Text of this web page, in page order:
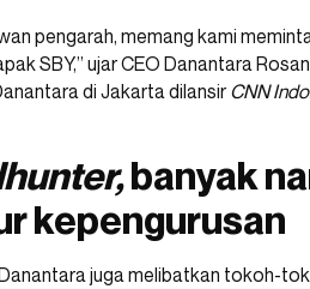
pengarah, memang kami
SBY,” ujar CEO Danantara
di Jakarta dilansir CNN
banyak
kepengurusan
juga melibatkan tokoh-